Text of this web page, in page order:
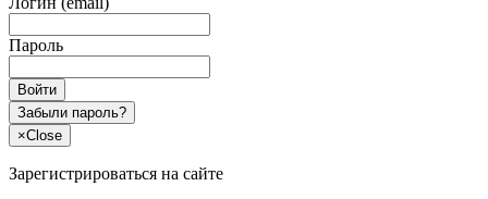
Пароль
Войти
Забыли пароль?
×Close
Зарегистрироваться на сайте